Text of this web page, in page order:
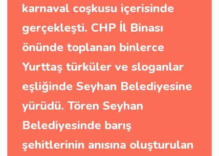
karnaval coşkusu içerisinde
gerçekleşti. CHP İl Binası
önünde toplanan binlerce
Yurttaş türküler ve sloganlar
eşliğinde Seyhan Belediyesine
yürüdü. Tören Seyhan
Belediyesinde barış
şehitlerinin anısına oluşturulan